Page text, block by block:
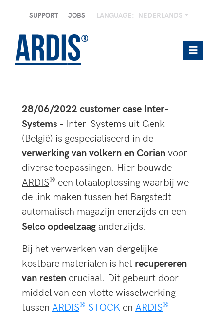
SUPPORT JOBS LANGUAGE: NEDERLANDS
28/06/2022 customer case Inter-
Systems - Inter-Systems uit Genk
(België) is gespecialiseerd in de
verwerking van volkern en Corianvoor
diverse toepassingen. Hier bouwde
ARDIS® een totaaloplossing waarbij we
de link maken tussen het Bargstedt
automatisch magazijn enerzijds en een
Selco opdeelzaag anderzijds.
Bij het verwerken van dergelijke
kostbare materialen is het recupereren
van resten cruciaal. Dit gebeurt door
middel van een vlotte wisselwerking
tussen ARDIS® STOCK en ARDIS®